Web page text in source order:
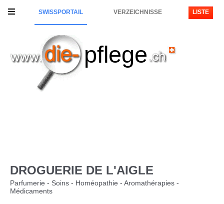
SWISSPORTAIL VERZEICHNISSE LISTE
pflege
DROGUERIE DE L'AIGLE
Parfumerie - Soins - Homéopathie - Aromathérapies -
Médicaments